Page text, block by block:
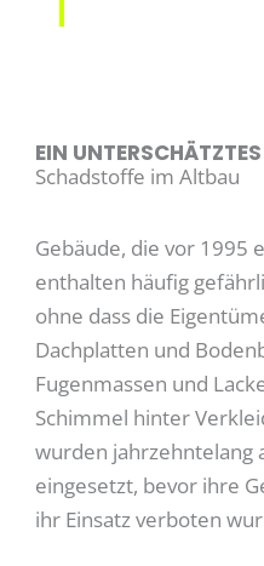
EIN
Schadstoffe im Altbau
Gebäude, die vor 1995
enthalten häufig
ohne dass die
Dachplatten und
Fugenmassen und
Schimmel hinter
wurden jahrzehntelang
eingesetzt, bevor ihre
ihr Einsatz verboten